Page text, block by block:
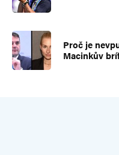
Proč je
Macinkův